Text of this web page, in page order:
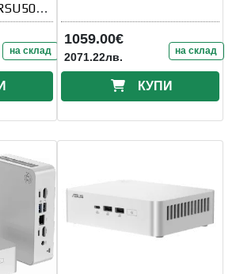
на склад
1059.00€
2071.22лв. на склад
КУПИ